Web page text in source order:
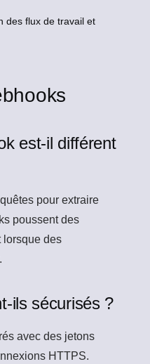
des flux de travail et
est-il différent
pour extraire
poussent des
lorsque des
ils sécurisés ?
avec des jetons
HTTPS.